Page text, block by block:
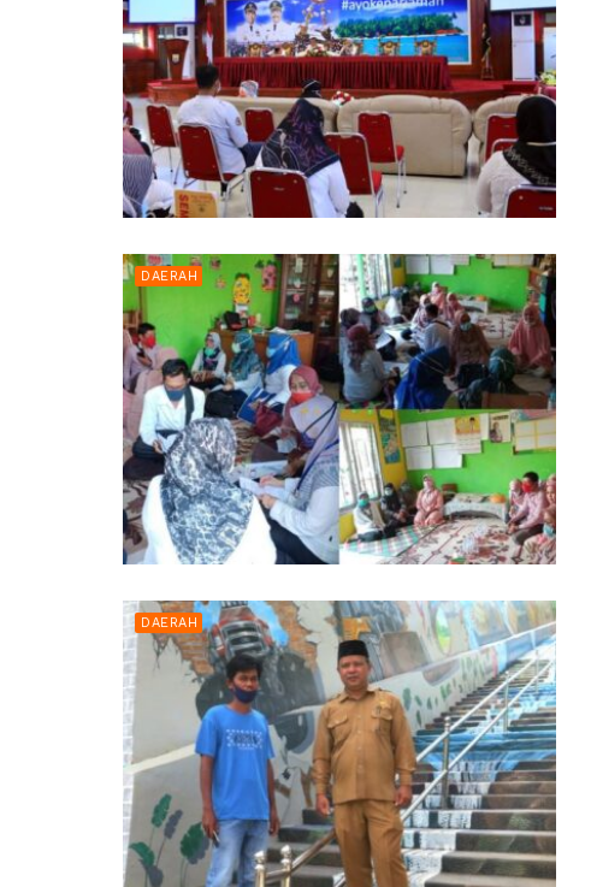
DAERAH
DAERAH